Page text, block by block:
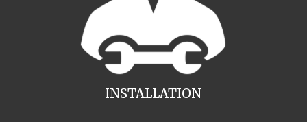
INSTALLATION